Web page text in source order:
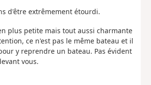
d'être extrêmement étourdi.
plus petite mais tout aussi charmante
ce n'est pas le même bateau et il
y reprendre un bateau. Pas évident
vous.